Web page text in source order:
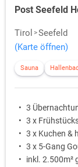
Post Seefeld
Tirol
Seefeld
(Karte öffnen)
Sauna Hallenbad
3
3 x
3 x Kuchen &
3 x 5-Gang
inkl. 2.500m²